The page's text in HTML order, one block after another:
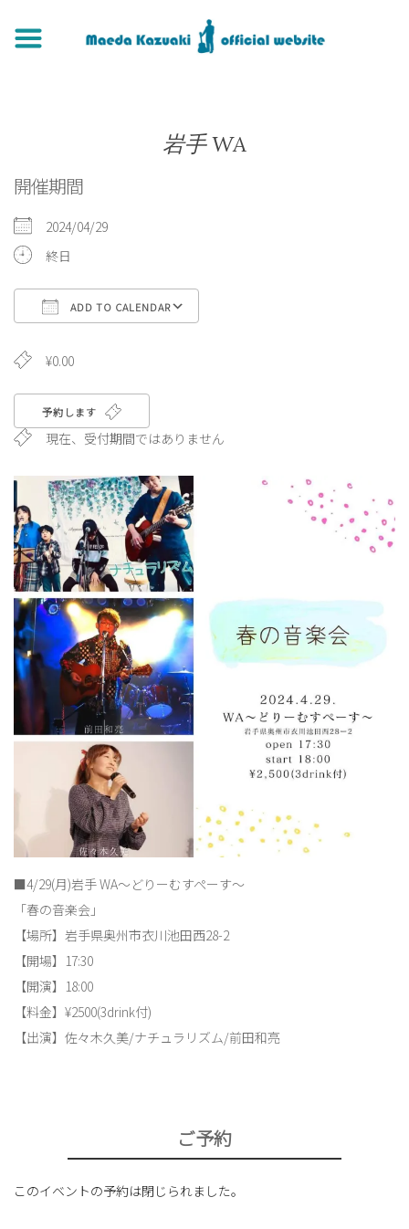
岩手 WA
開催期間
2024/04/29
終日
ADD TO CALENDAR
¥0.00
予約します
現在、受付期間ではありません
■4/29(月)岩手 WA〜どりーむすぺーす〜
「春の音楽会」
【場所】岩手県奥州市衣川池田西28-2
【開場】17:30
【開演】18:00
【料金】¥2500(3drink付)
【出演】佐々木久美/ナチュラリズム/前田和亮
ご予約
このイベントの予約は閉じられました。